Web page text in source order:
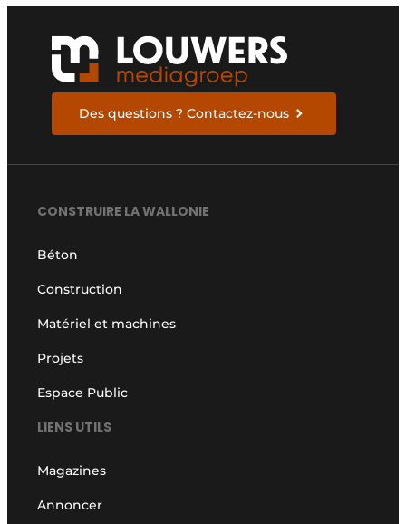
Des questions ? Contactez-nous
CONSTRUIRE LA WALLONIE
Béton
Construction
Matériel et machines
Projets
Espace Public
LIENS UTILS
Magazines
Annoncer